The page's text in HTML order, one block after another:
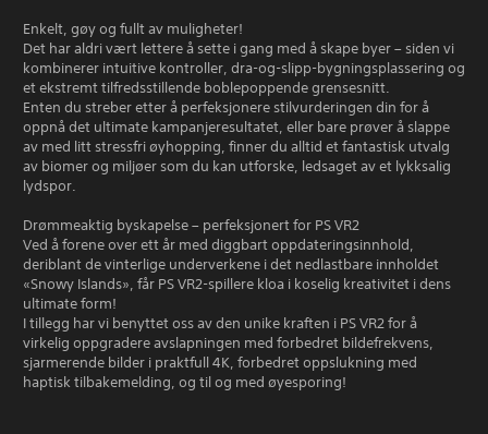
Enkelt, gøy og fullt av muligheter!
Det har aldri vært lettere å sette i gang med å skape byer – siden vi
kombinerer intuitive kontroller, dra-og-slipp-bygningsplassering og
et ekstremt tilfredsstillende boblepoppende grensesnitt.
Enten du streber etter å perfeksjonere stilvurderingen din for å
oppnå det ultimate kampanjeresultatet, eller bare prøver å slappe
av med litt stressfri øyhopping, finner du alltid et fantastisk utvalg
av biomer og miljøer som du kan utforske, ledsaget av et lykksalig
lydspor.
Drømmeaktig byskapelse – perfeksjonert for PS VR2
Ved å forene over ett år med diggbart oppdateringsinnhold,
deriblant de vinterlige underverkene i det nedlastbare innholdet
«Snowy Islands», får PS VR2-spillere kloa i koselig kreativitet i dens
ultimate form!
I tillegg har vi benyttet oss av den unike kraften i PS VR2 for å
virkelig oppgradere avslapningen med forbedret bildefrekvens,
sjarmerende bilder i praktfull 4K, forbedret oppslukning med
haptisk tilbakemelding, og til og med øyesporing!